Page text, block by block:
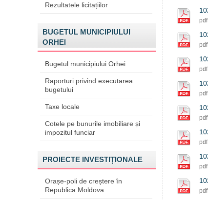
Rezultatele licitațiilor
BUGETUL MUNICIPIULUI
ORHEI
Bugetul municipiului Orhei
Raporturi privind executarea
bugetului
Taxe locale
Cotele pe bunurile imobiliare și
impozitul funciar
PROIECTE INVESTIȚIONALE
Orașe-poli de creștere în
Republica Moldova